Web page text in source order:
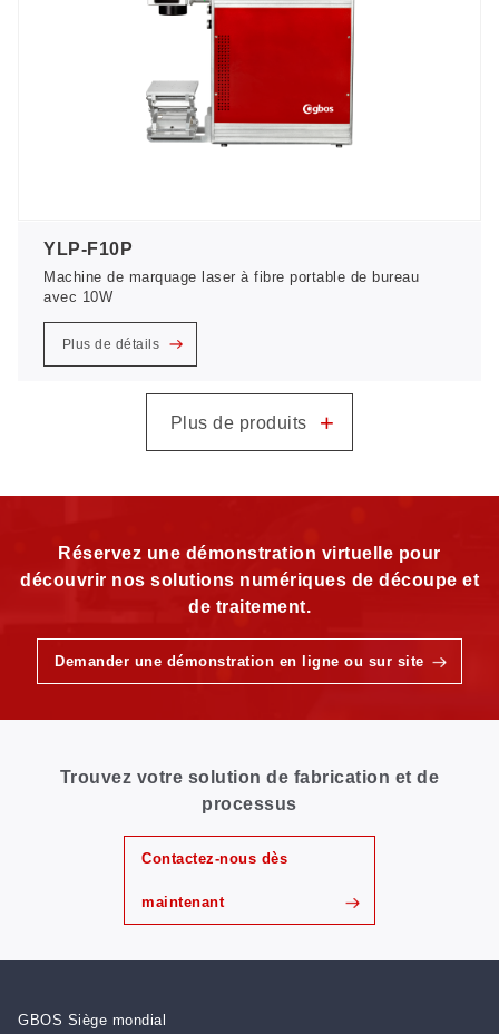
YLP-F10P
Machine de marquage laser à fibre portable de bureau
avec 10W
Plus de détails
Plus de produits +
Réservez une démonstration virtuelle pour
découvrir nos solutions numériques de découpe et
de traitement.
Demander une démonstration en ligne ou sur site
Trouvez votre solution de fabrication et de
processus
Contactez-nous dès
maintenant
GBOS Siège mondial